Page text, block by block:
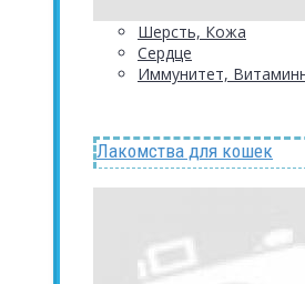
Шерсть, Кожа
Сердце
Иммунитет,
Лакомства для кошек